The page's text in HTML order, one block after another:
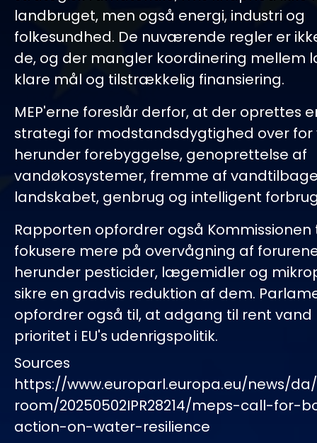
landbruget, men også energi, industri og
folkesundhed. De nuværende regler er
de, og der mangler koordinering mellem
klare mål og tilstrækkelig finansiering.
MEP'erne foreslår derfor, at der oprettes
strategi for modstandsdygtighed over for
herunder forebyggelse, genoprettelse af
vandøkosystemer, fremme af
landskabet, genbrug og intelligent
Rapporten opfordrer også Kommissionen
fokusere mere på overvågning af
herunder pesticider, lægemidler og
sikre en gradvis reduktion af dem.
opfordrer også til, at adgang til rent vand
prioritet i EU's udenrigspolitik.
Sources
https://www.europarl.europa.eu/news/
room/20250502IPR28214/meps-call-for-
action-on-water-resilience